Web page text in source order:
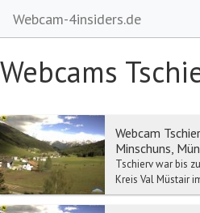
Webcam-4insiders.de
Webcams
Webcam
Minschuns,
Tschierv war bis
Kreis Val Müstair
Graubünden. Per